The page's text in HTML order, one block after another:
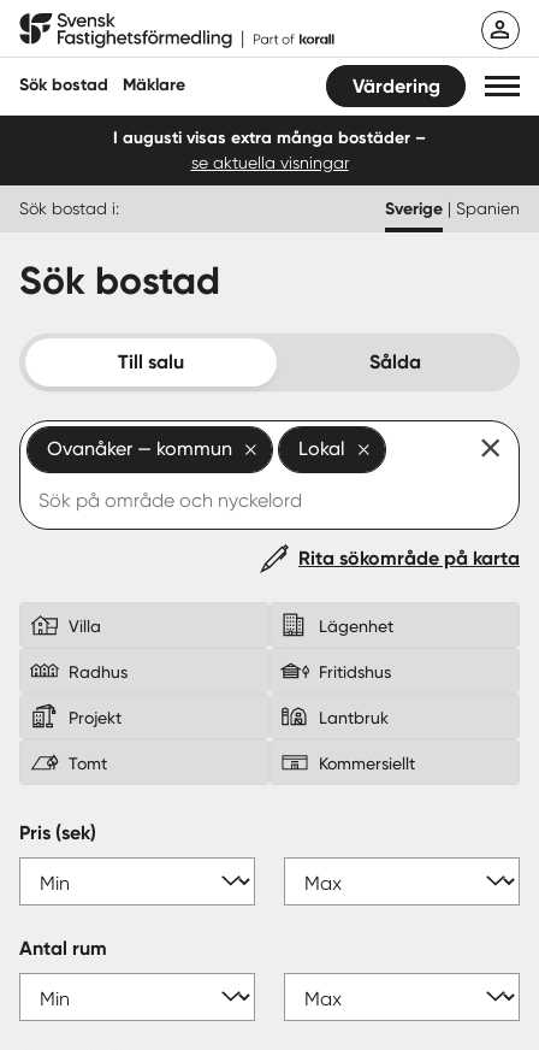
Hoppa
Svensk Fastighetsförmedling
Sök bostad Mäklare Värdering
Sälja
Köpa
Start
Logga in
I augusti visas extra många bostäder –
se aktuella visningar
Sök bostad i: Sverige | Spanien
Sök bostad
Till salu Sålda
Ovanåker — kommun Lokal
Rita sökområde på karta
Villa Lägenhet
Radhus Fritidshus
Projekt Lantbruk
Tomt Kommersiellt
Pris (sek)
Antal rum